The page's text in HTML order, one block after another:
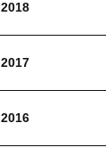
2018
2017
2016